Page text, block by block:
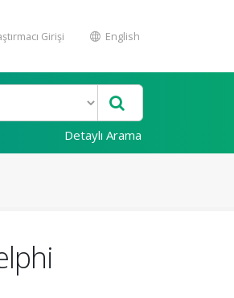
Girişi English
Detaylı Arama